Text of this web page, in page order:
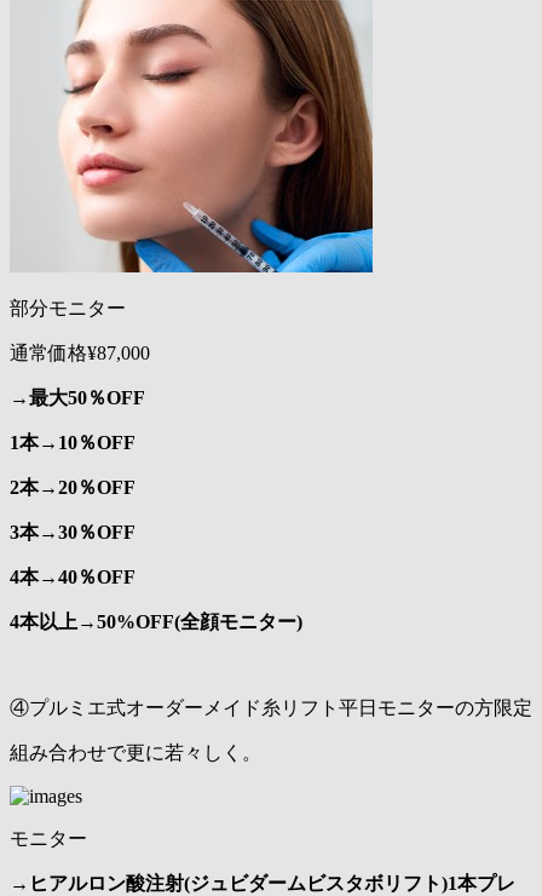
部分モニター
通常価格¥87,000
→最大50％OFF
1本→10％OFF
2本→20％OFF
3本→30％OFF
4本→40％OFF
4本以上→50%OFF(全顔モニター)
④プルミエ式オーダーメイド糸リフト平日モニターの方限定
組み合わせで更に若々しく。
モニター
→ ヒアルロン酸注射(ジュビダームビスタボリフト)1本プレ